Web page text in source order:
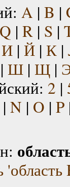
A | B |
Q | R| S |
И| Й| К|
Ш| Щ|
2 |
| N | O | P